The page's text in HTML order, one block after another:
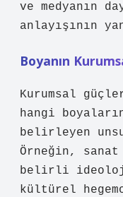
ve medyanın
anlayışının
Boyanın
Kurumsal
hangi
belirleyen
Örneğin,
belirli
kültürel